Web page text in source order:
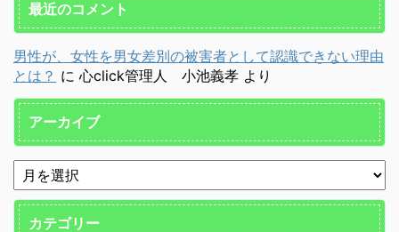
最近のコメント
男性が、女性を男女差別の被害者として認識できない理由
とは？ に 心click管理人 小池義孝 より
アーカイブ
カテゴリー